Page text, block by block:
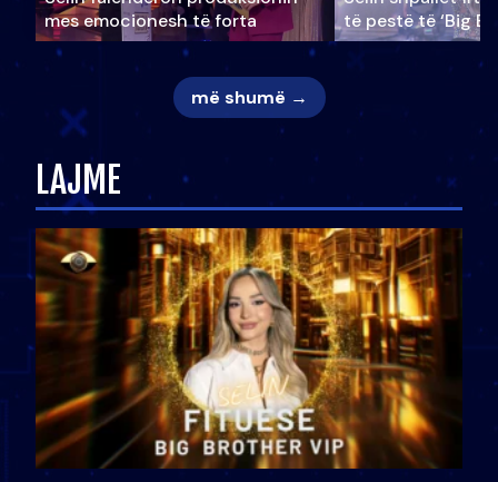
mes emocionesh të forta
të pestë të ‘Big
më shumë →
LAJME